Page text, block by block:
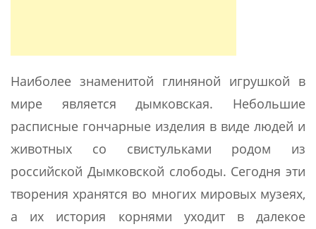
Наиболее знаменитой глиняной игрушкой в
мире является дымковская. Небольшие
расписные гончарные изделия в виде людей и
животных со свистульками родом из
российской Дымковской слободы. Сегодня эти
творения хранятся во многих мировых музеях,
а их история корнями уходит в далекое